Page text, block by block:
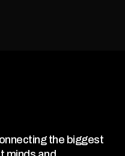
the biggest